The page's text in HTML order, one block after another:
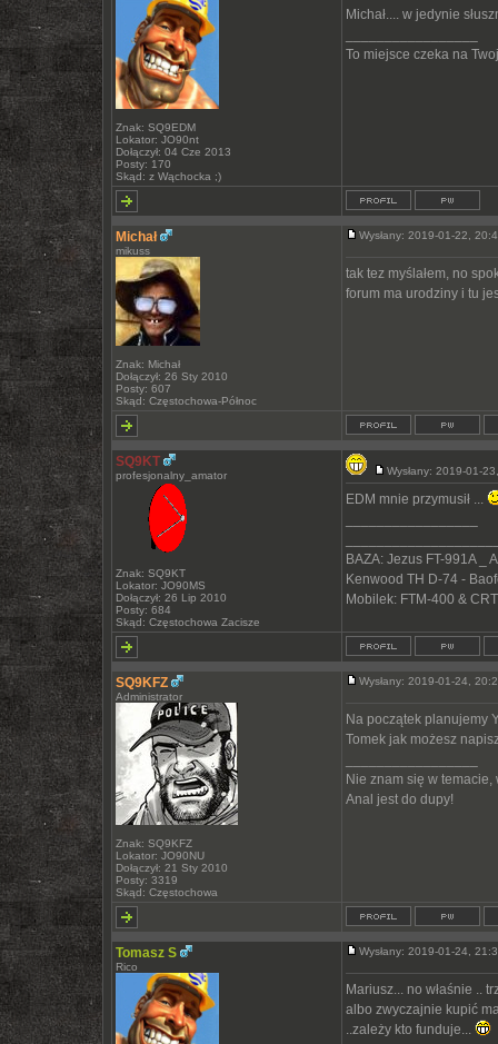
Znak: SQ9EDM
Lokator: JO90nt
Dołączył: 04 Cze 2013
Posty: 170
Skąd: z Wąchocka ;)
Michał.... w jedynie
To miejsce czeka na
Michał
mikuss
Znak: Michał
Dołączył: 26 Sty 2010
Posty: 607
Skąd: Częstochowa-Północ
Wysłany: 2019-01-22,
tak tez myślałem, no
forum ma urodziny i tu
SQ9KT
profesjonalny_amator
Znak: SQ9KT
Lokator: JO90MS
Dołączył: 26 Lip 2010
Posty: 684
Skąd: Częstochowa Zacisze
Wysłany: 2019-01-
EDM mnie przymusił ...
BAZA: Jezus FT-991A _
Kenwood TH D-74 -
Mobilek: FTM-400 &
SQ9KFZ
Administrator
Znak: SQ9KFZ
Lokator: JO90NU
Dołączył: 21 Sty 2010
Posty: 3319
Skąd: Częstochowa
Wysłany: 2019-01-24,
Na początek planujemy
Tomek jak możesz
Nie znam się w
Anal jest do dupy!
Tomasz S
Rico
Wysłany: 2019-01-24,
Mariusz... no właśnie ..
albo zwyczajnie kupić
..zależy kto funduje...